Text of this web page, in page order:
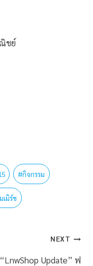
ชย์
#กิจกรรม
เมิร์ช
NEXT
“LnwShop Update” ฟ